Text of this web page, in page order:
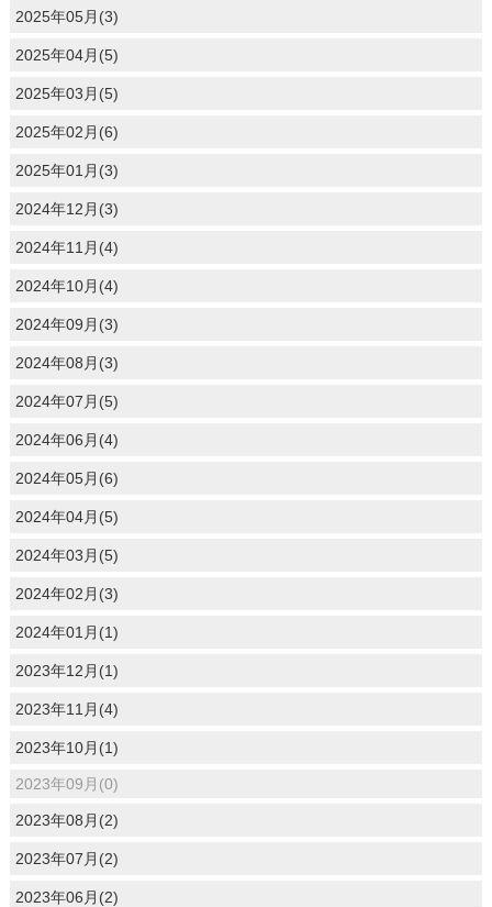
2025年05月(3)
2025年04月(5)
2025年03月(5)
2025年02月(6)
2025年01月(3)
2024年12月(3)
2024年11月(4)
2024年10月(4)
2024年09月(3)
2024年08月(3)
2024年07月(5)
2024年06月(4)
2024年05月(6)
2024年04月(5)
2024年03月(5)
2024年02月(3)
2024年01月(1)
2023年12月(1)
2023年11月(4)
2023年10月(1)
2023年09月(0)
2023年08月(2)
2023年07月(2)
2023年06月(2)